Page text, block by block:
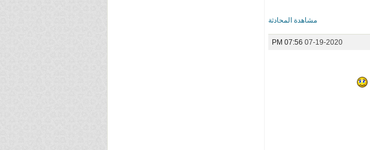
مشاهدة المحادثة
07-19-2020
07:56 PM